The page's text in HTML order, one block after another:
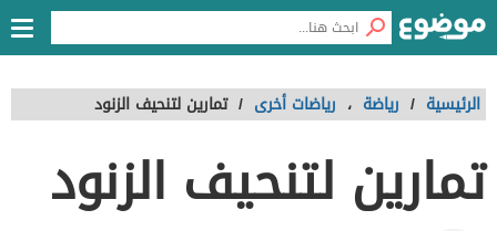
الرئيسية / رياضة ، رياضات أخرى / تمارين لتنحيف الزنود
تمارين لتنحيف الزنود